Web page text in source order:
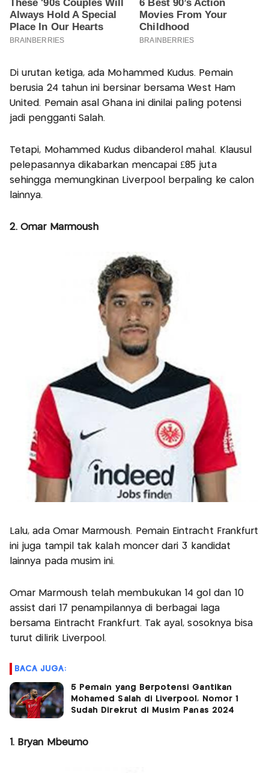
Di urutan ketiga, ada Mohammed Kudus. Pemain
berusia 24 tahun ini bersinar bersama West Ham
United. Pemain asal Ghana ini dinilai paling potensi
jadi pengganti Salah.
Tetapi, Mohammed Kudus dibanderol mahal. Klausul
pelepasannya dikabarkan mencapai £85 juta
sehingga memungkinan Liverpool berpaling ke calon
lainnya.
2. Omar Marmoush
Lalu, ada Omar Marmoush. Pemain Eintracht Frankfurt
ini juga tampil tak kalah moncer dari 3 kandidat
lainnya pada musim ini.
Omar Marmoush telah membukukan 14 gol dan 10
assist dari 17 penampilannya di berbagai laga
bersama Eintracht Frankfurt. Tak ayal, sosoknya bisa
turut dilirik Liverpool.
BACA JUGA:
5 Pemain yang Berpotensi Gantikan
Mohamed Salah di Liverpool, Nomor 1
Sudah Direkrut di Musim Panas 2024
1. Bryan Mbeumo